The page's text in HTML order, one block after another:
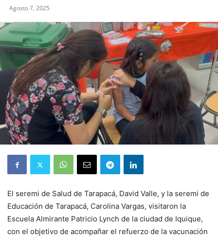
Agosto 7, 2025
El seremi de Salud de Tarapacá, David Valle, y la seremi de
Educación de Tarapacá, Carolina Vargas, visitaron la
Escuela Almirante Patricio Lynch de la ciudad de Iquique,
con el objetivo de acompañar el refuerzo de la vacunación